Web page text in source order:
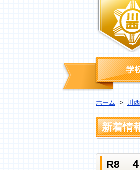
ホーム > 川
新着情
R8 ４